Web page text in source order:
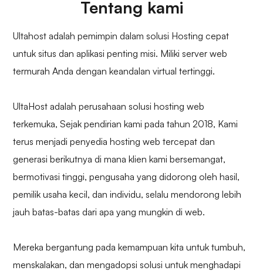
Tentang kami
Ultahost adalah pemimpin dalam solusi Hosting cepat
untuk situs dan aplikasi penting misi. Miliki server web
termurah Anda dengan keandalan virtual tertinggi.
UltaHost adalah perusahaan solusi hosting web
terkemuka, Sejak pendirian kami pada tahun 2018, Kami
terus menjadi penyedia hosting web tercepat dan
generasi berikutnya di mana klien kami bersemangat,
bermotivasi tinggi, pengusaha yang didorong oleh hasil,
pemilik usaha kecil, dan individu, selalu mendorong lebih
jauh batas-batas dari apa yang mungkin di web.
Mereka bergantung pada kemampuan kita untuk tumbuh,
menskalakan, dan mengadopsi solusi untuk menghadapi